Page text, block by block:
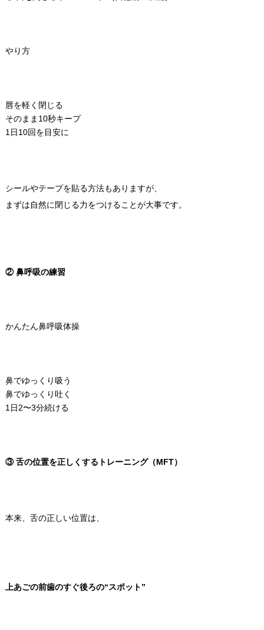
やり方
唇を軽く閉じる
そのまま10秒キープ
1日10回を目安に
シールやテープを貼る方法もありますが、
まずは自然に閉じる力をつけることが大事です。
② 鼻呼吸の練習
かんたん鼻呼吸体操
鼻でゆっくり吸う
鼻でゆっくり吐く
1日2〜3分続ける
③ 舌の位置を正しくするトレーニング（MFT）
本来、舌の正しい位置は、
上あごの前歯のすぐ後ろの“スポット”